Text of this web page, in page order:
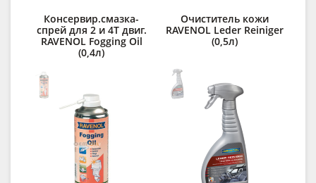
Консервир.смазка-
спрей для 2 и 4Т двиг.
RAVENOL Fogging Oil
(0,4л)
Очиститель кожи
RAVENOL Leder Reiniger
(0,5л)